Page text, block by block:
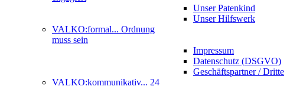
Unser Patenkind
Unser Hilfswerk
VALKO:formal... Ordnung
muss sein
Impressum
Datenschutz (DSGVO)
Geschäftspartner / Dritte
VALKO:kommunikativ... 24